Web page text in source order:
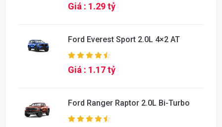
Giá : 1.29 tỷ
Ford Everest Sport 2.0L 4×2 AT
Giá : 1.17 tỷ
Ford Ranger Raptor 2.0L Bi-Turbo